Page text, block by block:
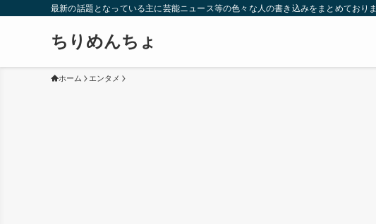
最新の話題となっている主に芸能ニュース等の色々な人の書き込みをまとめており
ちりめんちょ
ホーム エンタメ